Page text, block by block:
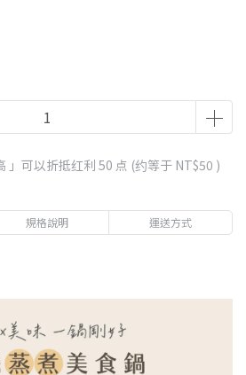
」可以折抵红利 50 点 (约等于 NT$50 )
規格說明 運送方式